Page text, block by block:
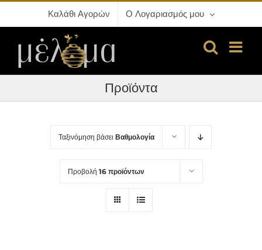
στο
περιεχόμενο
Καλάθι Αγορών Ο Λογαριασμός μου
Προϊόντα
Ταξινόμηση βάσει Βαθμολογία
Προβολή 16 προϊόντων